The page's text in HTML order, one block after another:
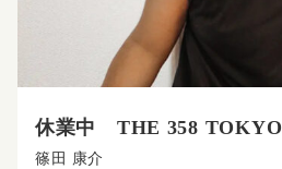
休業中 THE 358 TOKYO
篠田 康介